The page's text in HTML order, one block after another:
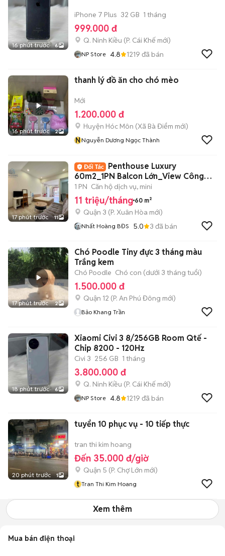
16 phút trước 6
iPhone 7 Plus 32 GB 1 tháng
999.000 đ
Q. Ninh Kiều (P. Cái Khế mới)
NP Store 4.8 1219 đã bán
16 phút trước 2
thanh lý đồ ăn cho chó mèo
Mới
1.200.000 đ
Huyện Hóc Môn (Xã Bà Điểm mới)
NNguyễn Dương Ngọc Thành
17 phút trước 11
Penthouse Luxury
60m2_1PN Balcon Lớn_View Công
Viên Ngay Võ Thị Sáu
1 PN Căn hộ dịch vụ, mini
11 triệu/tháng 60 m²
Quận 3 (P. Xuân Hòa mới)
Nhất Hoàng BĐS 5.0 3 đã bán
17 phút trước 2
Chó Poodle Tiny đực 3 tháng màu
Trắng kem
Chó Poodle Chó con (dưới 3 tháng tuổi)
1.500.000 đ
Quận 12 (P. An Phú Đông mới)
Bảo Khang Trần
18 phút trước 6
Xiaomi Civi 3 8/256GB Room Qtế -
Chip 8200 - 120Hz
Civi 3 256 GB 1 tháng
3.800.000 đ
Q. Ninh Kiều (P. Cái Khế mới)
NP Store 4.8 1219 đã bán
20 phút trước 1
tuyển 10 phục vụ - 10 tiếp thực
tran thi kim hoang
Đến 35.000 đ/giờ
Quận 5 (P. Chợ Lớn mới)
t Tran Thi Kim Hoang
Xem thêm
Mua bán điện thoại